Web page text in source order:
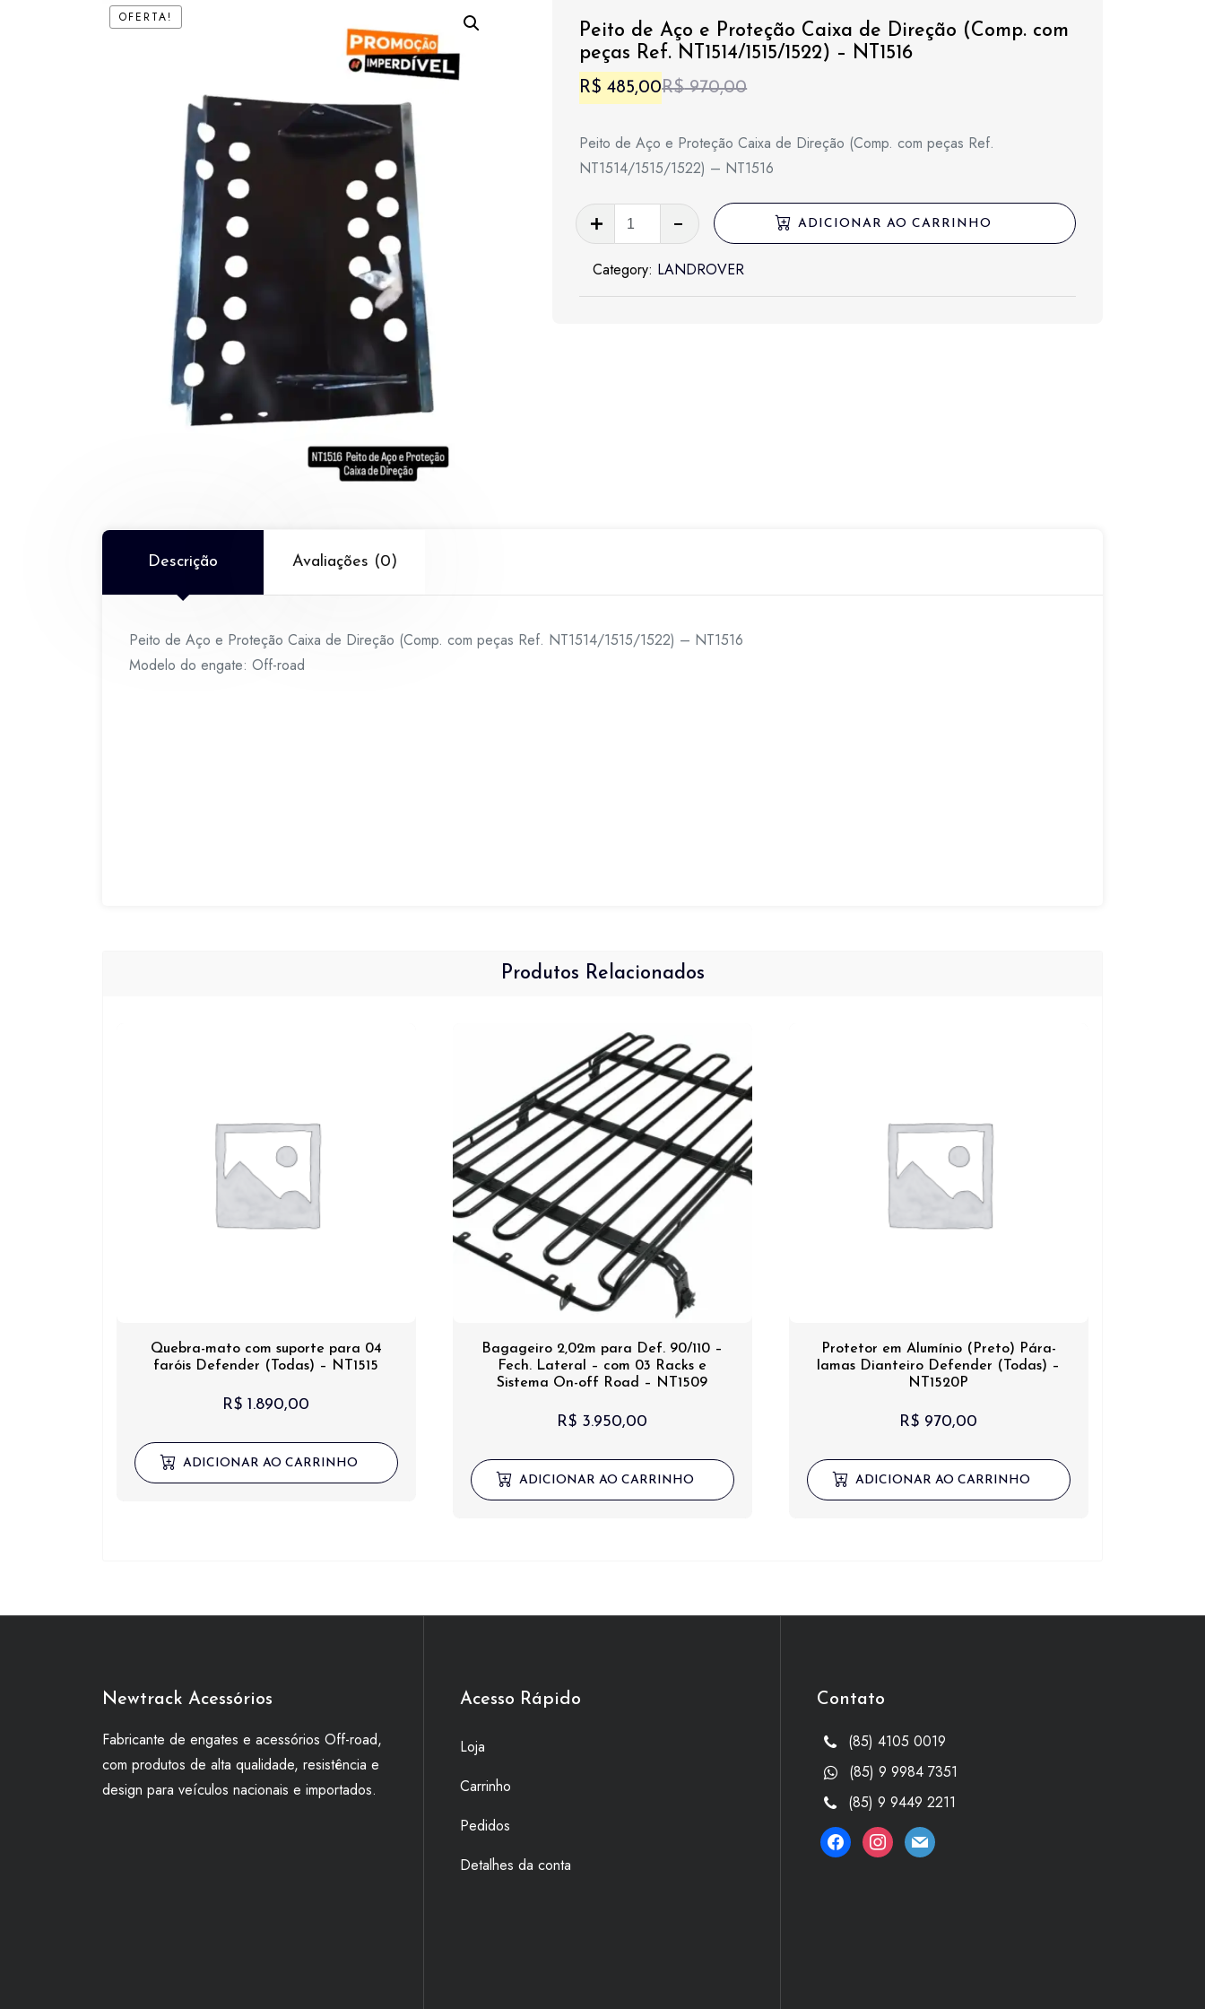
OFERTA!
Peito de Aço e Proteção Caixa de Direção (Comp. com
peças Ref. NT1514/1515/1522) – NT1516
R$970,00O
original
R$ 970,00.
R$ 485,00
O
atual
R$ 485,00.
Peito de Aço e Proteção Caixa de Direção (Comp. com peças Ref.
NT1514/1515/1522) – NT1516
Peito
de
Aço
ADICIONAR AO CARRINHO
Category: LANDROVER
Descrição Avaliações (0)
Peito de Aço e Proteção Caixa de Direção (Comp. com peças Ref. NT1514/1515/1522) – NT1516
Modelo do engate: Off-road
Produtos Relacionados
Quebra-mato com suporte para 04
faróis Defender (Todas) – NT1515
R$ 1.890,00
ADICIONAR AO CARRINHO
Bagageiro 2,02m para Def. 90/110 –
Fech. Lateral – com 03 Racks e
Sistema On-off Road – NT1509
R$ 3.950,00
ADICIONAR AO CARRINHO
Protetor em Alumínio (Preto) Pára-
lamas Dianteiro Defender (Todas) –
NT1520P
R$ 970,00
ADICIONAR AO CARRINHO
Newtrack Acessórios
Fabricante de engates e acessórios Off-road,
com produtos de alta qualidade, resistência e
design para veículos nacionais e importados.
Acesso Rápido
Loja
Carrinho
Pedidos
Detalhes da conta
Contato
(85) 4105 0019
(85) 9 9984 7351
(85) 9 9449 2211
facebookinstagram
mail